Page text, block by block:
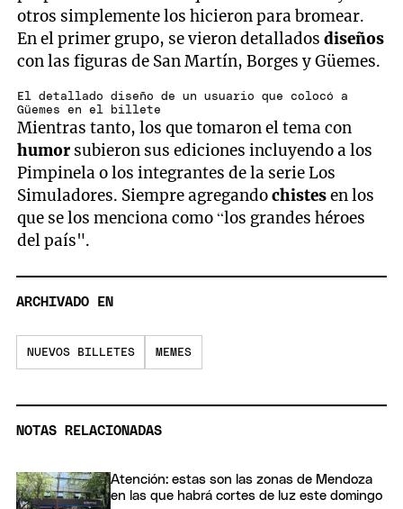
otros simplemente los hicieron para bromear.
En el primer grupo, se vieron detalladosdiseños
con las figuras de San Martín, Borges y Güemes.
El detallado diseño de un usuario que colocó a
Güemes en el billete
Mientras tanto, los que tomaron el tema con
humor subieron sus ediciones incluyendo a los
Pimpinela o los integrantes de la serie Los
Simuladores. Siempre agregandochistesen los
que se los menciona como “los grandes héroes
del país".
ARCHIVADO EN
NUEVOS BILLETES MEMES
NOTAS RELACIONADAS
Atención: estas son las zonas de Mendoza
en las que habrá cortes de luz este domingo